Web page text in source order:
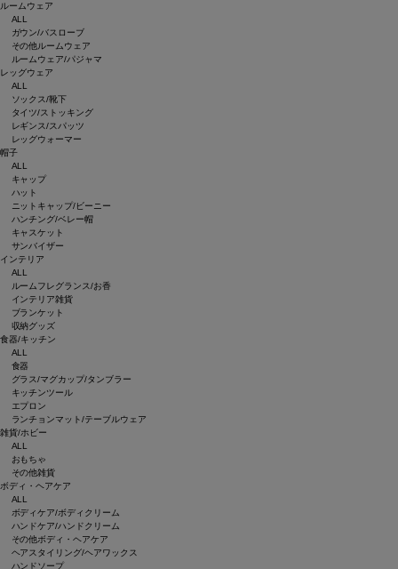
ルームウェア
ALL
ガウン/バスローブ
その他ルームウェア
ルームウェア/パジャマ
レッグウェア
ALL
ソックス/靴下
タイツ/ストッキング
レギンス/スパッツ
レッグウォーマー
帽子
ALL
キャップ
ハット
ニットキャップ/ビーニー
ハンチング/ベレー帽
キャスケット
サンバイザー
インテリア
ALL
ルームフレグランス/お香
インテリア雑貨
ブランケット
収納グッズ
食器/キッチン
ALL
食器
グラス/マグカップ/タンブラー
キッチンツール
エプロン
ランチョンマット/テーブルウェア
雑貨/ホビー
ALL
おもちゃ
その他雑貨
ボディ・ヘアケア
ALL
ボディケア/ボディクリーム
ハンドケア/ハンドクリーム
その他ボディ・ヘアケア
ヘアスタイリング/ヘアワックス
ハンドソープ